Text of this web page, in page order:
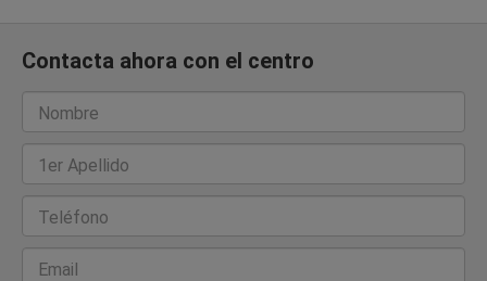
Contacta ahora con el centro
Nombre
1er Apellido
Teléfono
Email